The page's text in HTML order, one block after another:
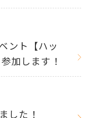
ント【ハッ
加します！
した！